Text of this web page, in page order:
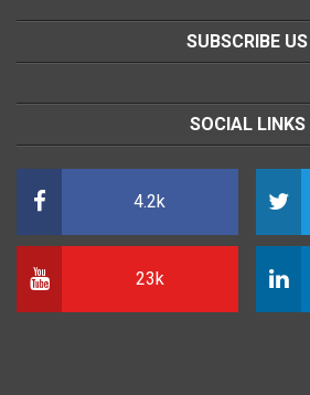
SUBSCRIBE US
SOCIAL LINKS
4.2k
23k